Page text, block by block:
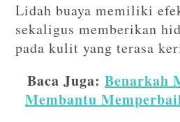
Lidah buaya memiliki
sekaligus memberikan
pada kulit yang terasa
Baca Juga: Benarkah
Membantu